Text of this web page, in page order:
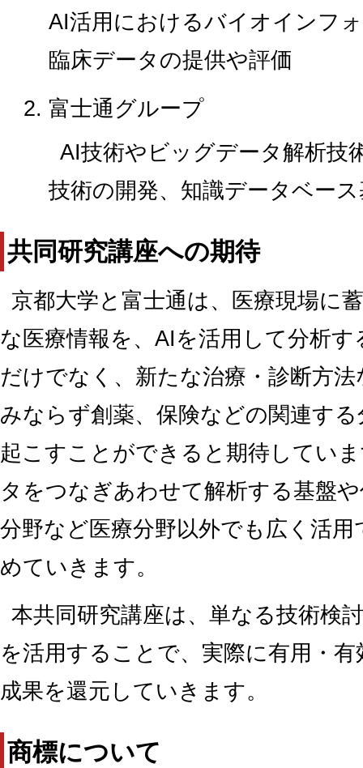
AI活用におけるバイオインフ
臨床データの提供や評価
富士通グループ
AI技術やビッグデータ解析技
技術の開発、知識データベー
共同研究講座への期待
京都大学と富士通は、医療現場に
な医療情報を、AIを活用して分析
だけでなく、新たな治療・診断方
みならず創薬、保険などの関連す
起こすことができると期待してい
タをつなぎあわせて解析する基盤
分野など医療分野以外でも広く活
めていきます。
本共同研究講座は、単なる技術検
を活用することで、実際に有用・
成果を還元していきます。
商標について